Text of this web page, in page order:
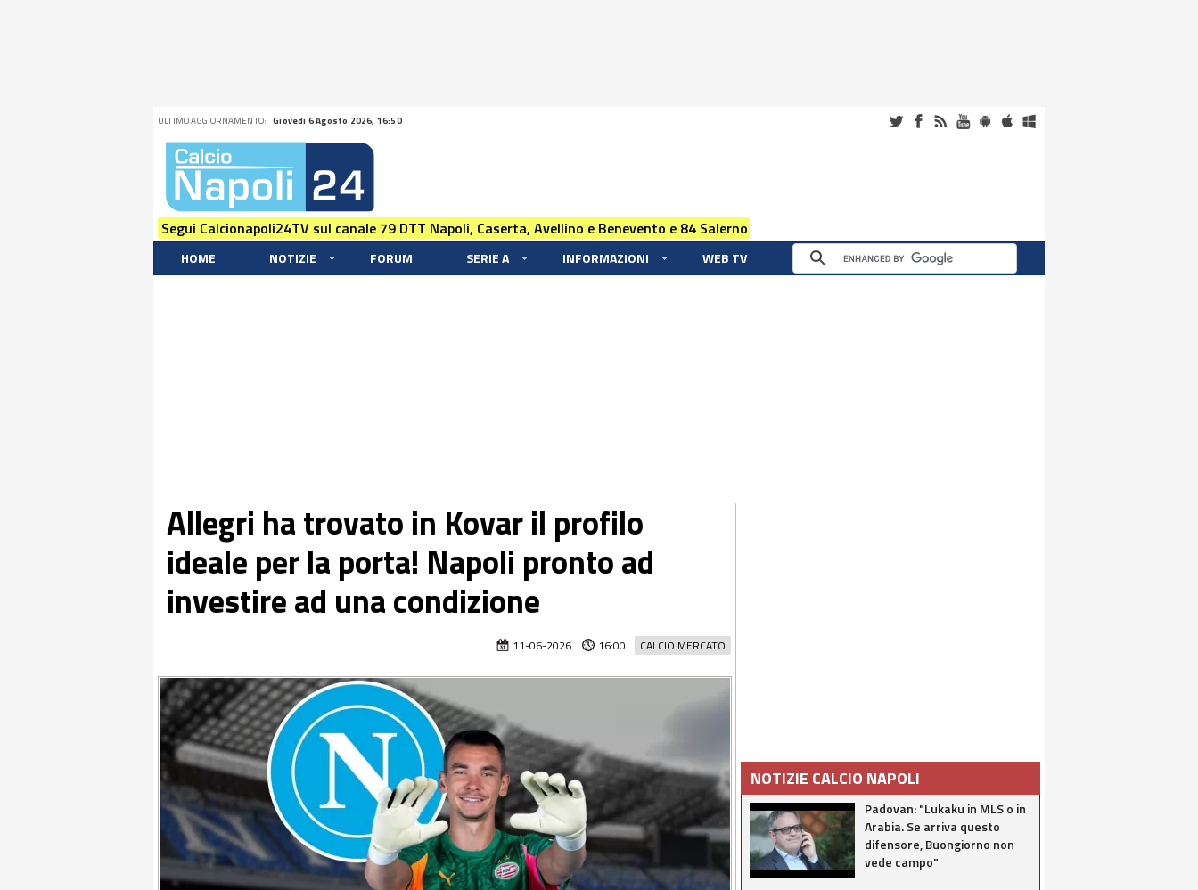
ULTIMO AGGIORNAMENTO: Giovedi 6 Agosto 2026, 16:50
Segui Calcionapoli24TV sul canale 79 DTT Napoli, Caserta, Avellino e Benevento e 84 Salerno
HOME NOTIZIE FORUM SERIE A INFORMAZIONI WEB TV
Allegri ha trovato in Kovar il profilo
ideale per la porta! Napoli pronto ad
investire ad una condizione
CALCIO MERCATO
11-06-2026 16:00
NOTIZIE CALCIO NAPOLI
Padovan: "Lukaku in MLS o in
Arabia. Se arriva questo
difensore, Buongiorno non
vede campo"